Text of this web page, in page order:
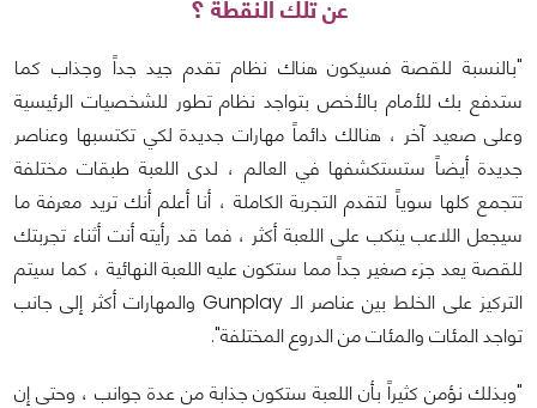
عن تلك النقطة ؟
"بالنسبة للقصة فسيكون هناك نظام تقدم جيد جداً وجذاب كما
ستدفع بك للأمام بالأخص بتواجد نظام تطور للشخصيات الرئيسية
وعلى صعيد آخر ، هنالك دائماً مهارات جديدة لكي تكتسبها وعناصر
جديدة أيضاً ستستكشفها في العالم ، لدى اللعبة طبقات مختلفة
تتجمع كلها سوياً لتقدم التجربة الكاملة ، أنا أعلم أنك تريد معرفة ما
سيجعل اللاعب ينكب على اللعبة أكثر ، فما قد رأيته أنت أثناء تجربتك
للقصة يعد جزء صغير جداً مما ستكون عليه اللعبة النهائية ، كما سيتم
التركيز على الخلط بين عناصر الـ Gunplay والمهارات أكثر إلى جانب
تواجد المئات والمئات من الدروع المختلفة".
"وبذلك نؤمن كثيراً بأن اللعبة ستكون جذابة من عدة جوانب ، وحتى إن